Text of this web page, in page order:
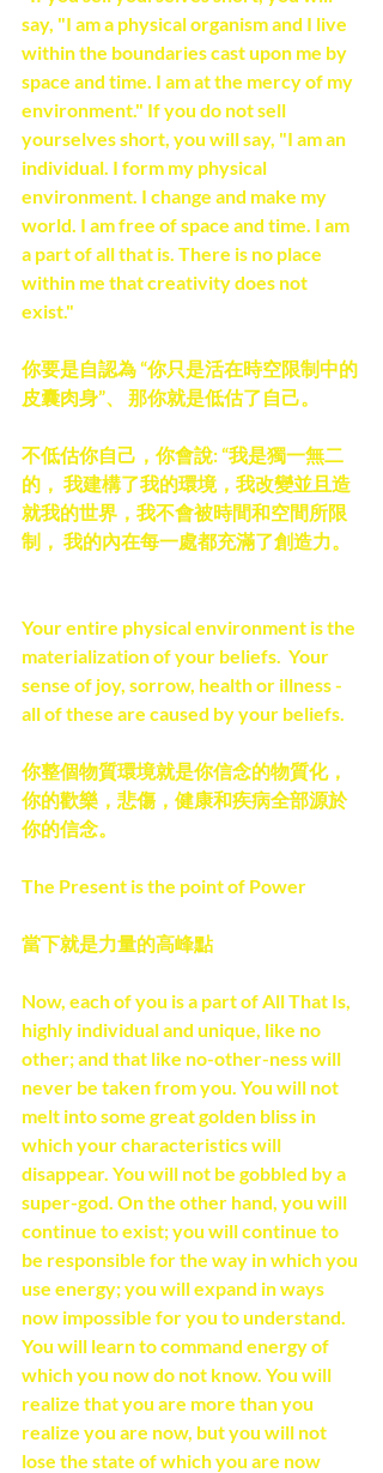
say, "I am a physical organism and I live
within the boundaries cast upon me by
space and time. I am at the mercy of my
environment." If you do not sell
yourselves short, you will say, "I am an
individual. I form my physical
environment. I change and make my
world. I am free of space and time. I am
a part of all that is. There is no place
within me that creativity does not
exist."
你要是自認為 “你只是活在時空限制中的
皮囊肉身”、 那你就是低估了自己。
不低估你自己，你會說: “我是獨一無二
的， 我建構了我的環境，我改變並且造
就我的世界，我不會被時間和空間所限
制， 我的內在每一處都充滿了創造力。
Your entire physical environment is the
materialization of your beliefs.  Your
sense of joy, sorrow, health or illness -
all of these are caused by your beliefs.
你整個物質環境就是你信念的物質化，
你的歡樂，悲傷，健康和疾病全部源於
你的信念。
The Present is the point of Power
當下就是力量的高峰點
Now, each of you is a part of All That Is,
highly individual and unique, like no
other; and that like no-other-ness will
never be taken from you. You will not
melt into some great golden bliss in
which your characteristics will
disappear. You will not be gobbled by a
super-god. On the other hand, you will
continue to exist; you will continue to
be responsible for the way in which you
use energy; you will expand in ways
now impossible for you to understand.
You will learn to command energy of
which you now do not know. You will
realize that you are more than you
realize you are now, but you will not
lose the state of which you are now